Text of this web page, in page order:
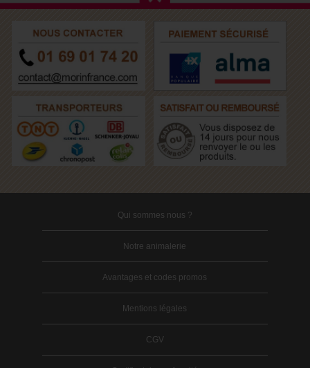
Qui sommes nous ?
Notre animalerie
Avantages et codes promos
Mentions légales
CGV